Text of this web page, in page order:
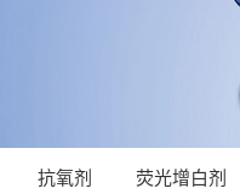
抗氧剂 荧光增白剂